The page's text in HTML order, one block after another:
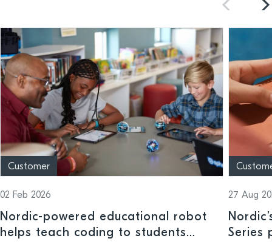
Customer
02 Feb 2026
Nordic-powered educational robot
helps teach coding to students
27 Aug
Series